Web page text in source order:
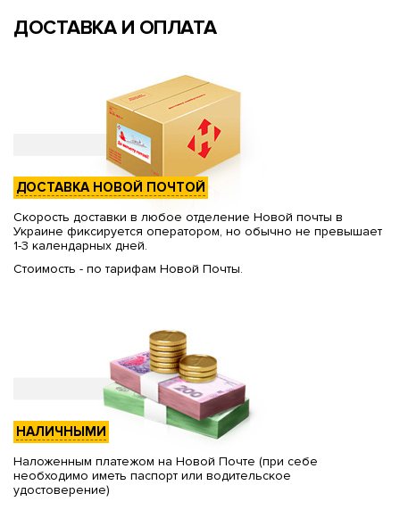
ДОСТАВКА И ОПЛАТА
ДОСТАВКА НОВОЙ ПОЧТОЙ
Скорость доставки в любое отделение Новой почты в
Украине фиксируется оператором, но обычно не превышает
1-3 календарных дней.
Стоимость - по тарифам Новой Почты.
НАЛИЧНЫМИ
Наложенным платежом на Новой Почте (при себе
необходимо иметь паспорт или водительское
удостоверение)